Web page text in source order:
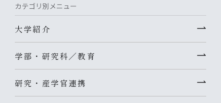
カテゴリ別メニュー
大学紹介
学部・研究科／教育
研究・産学官連携